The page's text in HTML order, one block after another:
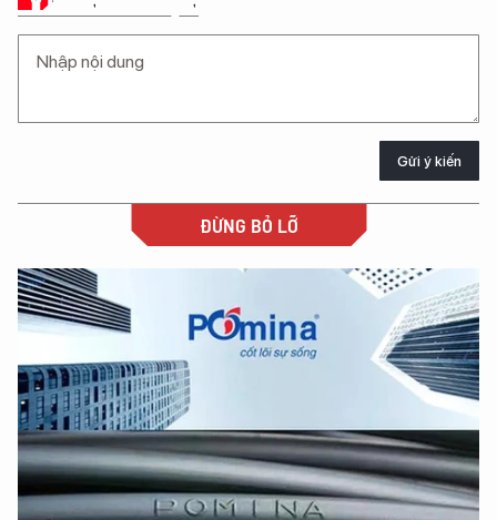
Gửi ý kiến
ĐỪNG BỎ LỠ